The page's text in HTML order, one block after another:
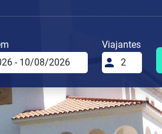
Viajantes